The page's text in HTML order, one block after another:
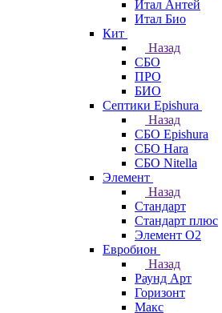
Итал Антей
Итал Био
Кит
Назад
СБО
ПРО
БИО
Септики Epishura
Назад
СБО Epishura
СБО Hara
СБО Nitella
Элемент
Назад
Стандарт
Стандарт плюс
Элемент О2
Евробион
Назад
Раунд Арт
Горизонт
Макс